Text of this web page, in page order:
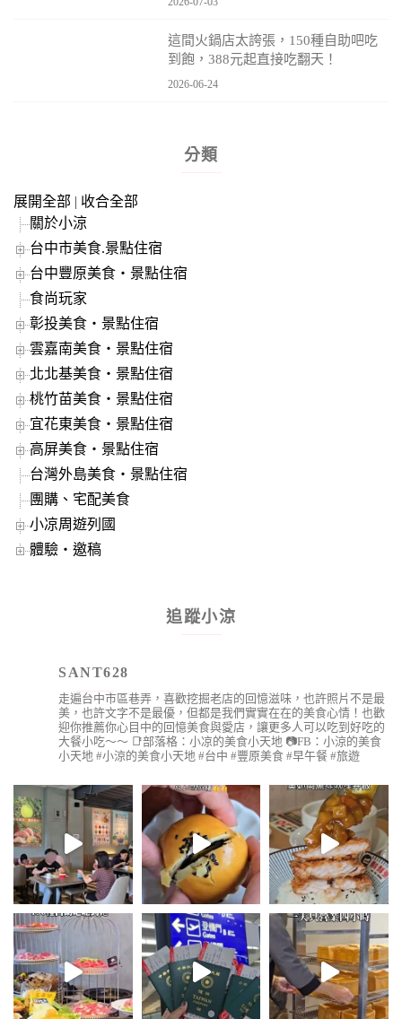
這間火鍋店太誇張，150種自助吧吃
到飽，388元起直接吃翻天！
2026-06-24
分類
展開全部 | 收合全部
關於小涼
台中市美食.景點住宿
台中豐原美食‧景點住宿
食尚玩家
彰投美食‧景點住宿
雲嘉南美食‧景點住宿
北北基美食‧景點住宿
桃竹苗美食‧景點住宿
宜花東美食‧景點住宿
高屏美食‧景點住宿
台灣外島美食‧景點住宿
團購、宅配美食
小凉周遊列國
體驗‧邀稿
追蹤小涼
SANT628
走遍台中市區巷弄，喜歡挖掘老店的回憶滋味，也許照片不是最
美，也許文字不是最優，但都是我們實實在在的美食心情！也歡
迎你推薦你心目中的回憶美食與愛店，讓更多人可以吃到好吃的
大餐小吃～～ 📑部落格：小凉的美食小天地 📷FB：小涼的美食
小天地 #小涼的美食小天地 #台中 #豐原美食 #早午餐 #旅遊